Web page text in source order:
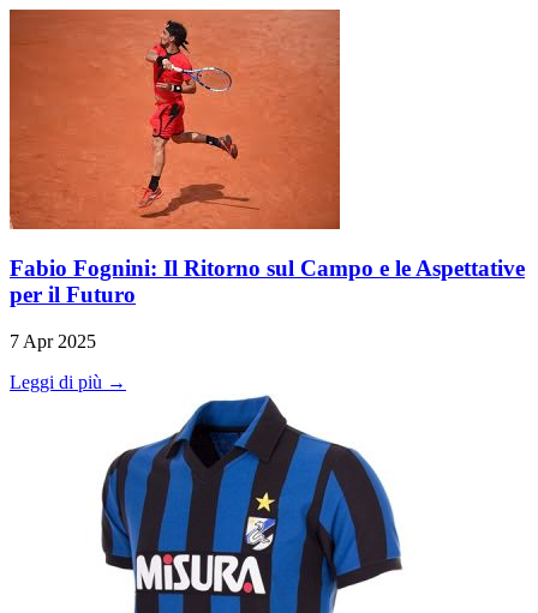
Fabio Fognini: Il Ritorno sul Campo e le Aspettative
per il Futuro
7 Apr 2025
Leggi di più →